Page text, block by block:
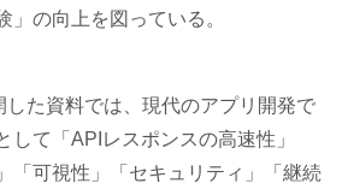
」の向上を図っている。
した資料では、現代のアプリ開発で
して「APIレスポンスの高速性」
「可視性」「セキュリティ」「継続